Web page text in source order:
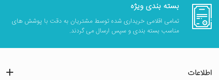
بسته بندی ویژه
تمامی اقلامی خریداری شده توسط مشتریان به دقت با پوشش های
مناسب بسته بندی و سپس ارسال می گردند.
اطلاعات